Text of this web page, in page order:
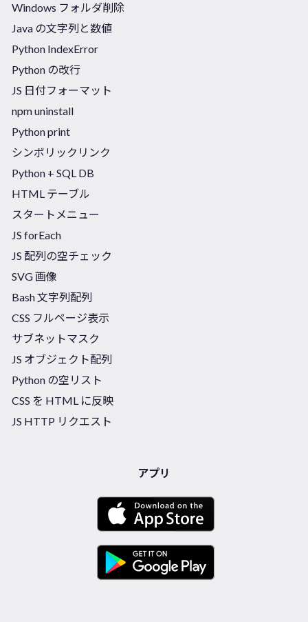
Windows フォルダ削除
Java の文字列と数値
Python IndexError
Python の改行
JS 日付フォーマット
npm uninstall
Python print
シンボリックリンク
Python + SQL DB
HTML テーブル
スタートメニュー
JS forEach
JS 配列の空チェック
SVG 画像
Bash 文字列配列
CSS フルページ表示
サブネットマスク
JS オブジェクト配列
Python の空リスト
CSS を HTML に反映
JS HTTP リクエスト
アプリ